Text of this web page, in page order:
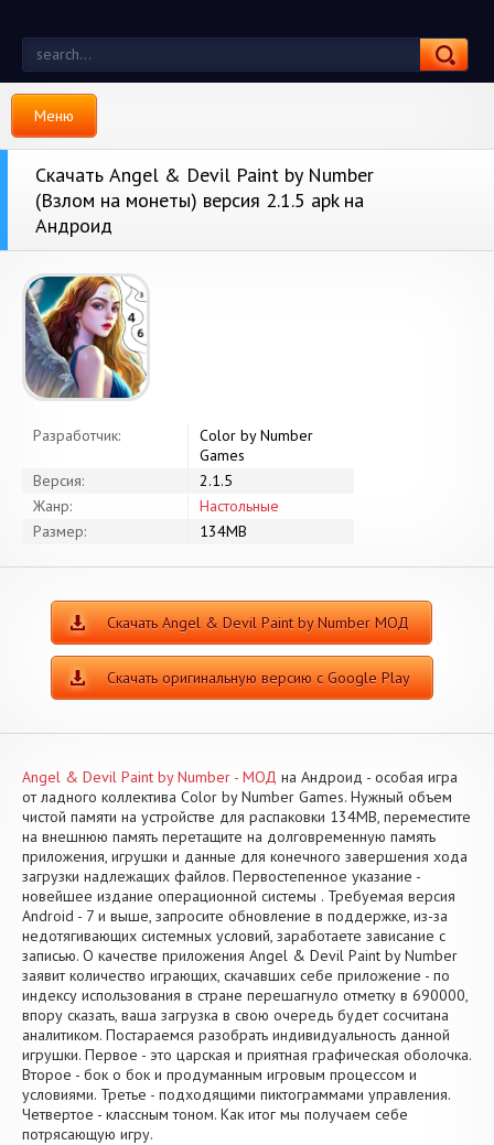
Меню
Скачать Angel & Devil Paint by Number
(Взлом на монеты) версия 2.1.5 apk на
Андроид
Разработчик:
Color by Number
Games
Версия:
2.1.5
Жанр:
Настольные
Размер:
134MB
Скачать Angel & Devil Paint by Number МОД
Скачать оригинальную версию с Google Play
Angel & Devil Paint by Number - МОД на Андроид - особая игра
от ладного коллектива Color by Number Games. Нужный объем
чистой памяти на устройстве для распаковки 134MB, переместите
на внешнюю память перетащите на долговременную память
приложения, игрушки и данные для конечного завершения хода
загрузки надлежащих файлов. Первостепенное указание -
новейшее издание операционной системы . Требуемая версия
Android - 7 и выше, запросите обновление в поддержке, из-за
недотягивающих системных условий, заработаете зависание с
записью. О качестве приложения Angel & Devil Paint by Number
заявит количество играющих, скачавших себе приложение - по
индексу использования в стране перешагнуло отметку в 690000,
впору сказать, ваша загрузка в свою очередь будет сосчитана
аналитиком. Постараемся разобрать индивидуальность данной
игрушки. Первое - это царская и приятная графическая оболочка.
Второе - бок о бок и продуманным игровым процессом и
условиями. Третье - подходящими пиктограммами управления.
Четвертое - классным тоном. Как итог мы получаем себе
потрясающую игру.